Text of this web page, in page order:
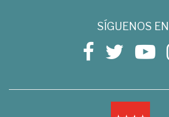
SÍGUENOS EN